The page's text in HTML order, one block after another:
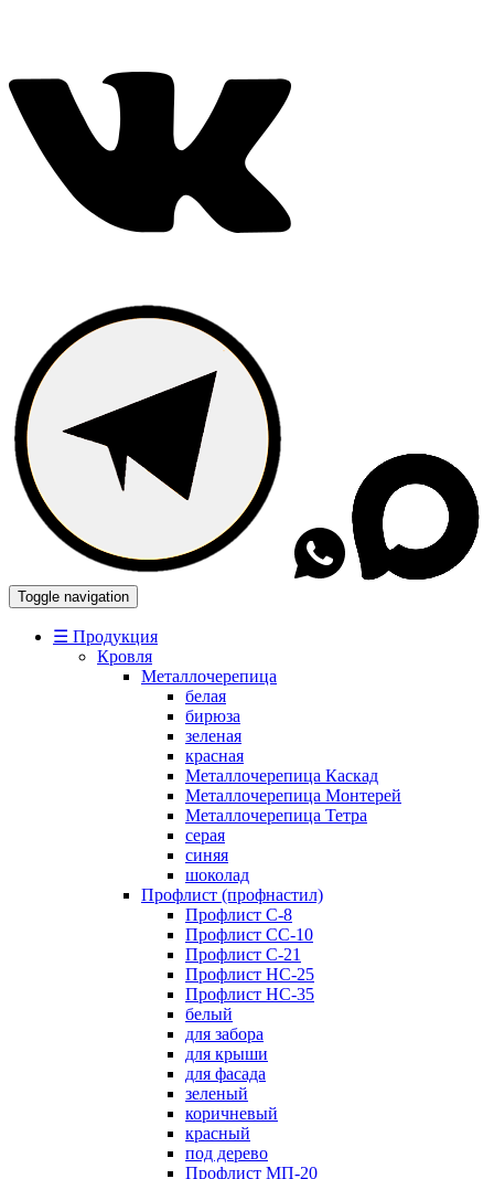
Toggle navigation
☰ Продукция
Кровля
Металлочерепица
белая
бирюза
зеленая
красная
Металлочерепица Каскад
Металлочерепица Монтерей
Металлочерепица Тетра
серая
синяя
шоколад
Профлист (профнастил)
Профлист С-8
Профлист СС-10
Профлист C-21
Профлист НС-25
Профлист НС-35
белый
для забора
для крыши
для фасада
зеленый
коричневый
красный
под дерево
Профлист МП-20